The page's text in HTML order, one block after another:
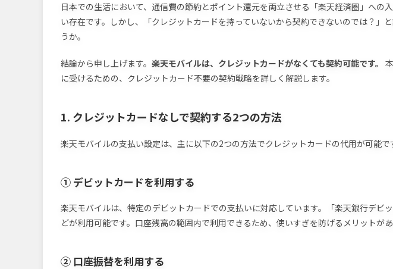
日本での生活において、通信費の節約とポイント還元を両立させる「楽天経済圏」への
い存在です。しかし、「クレジットカードを持っていないから契約できないのでは？」
うか。
結論から申し上げます。 楽天モバイルは、クレジットカードがなくても契約可能です。
に受けるための、クレジットカード不要の契約戦略を詳しく解説します。
1. クレジットカードなしで契約する2つの方法
楽天モバイルの支払い設定は、主に以下の2つの方法でクレジットカードの代用が可能で
① デビットカードを利用する
楽天モバイルは、特定のデビットカードでの支払いに対応しています。「楽天銀行デビ
どが利用可能です。口座残高の範囲内で利用できるため、使いすぎを防げるメリットがあ
② 口座振替を利用する